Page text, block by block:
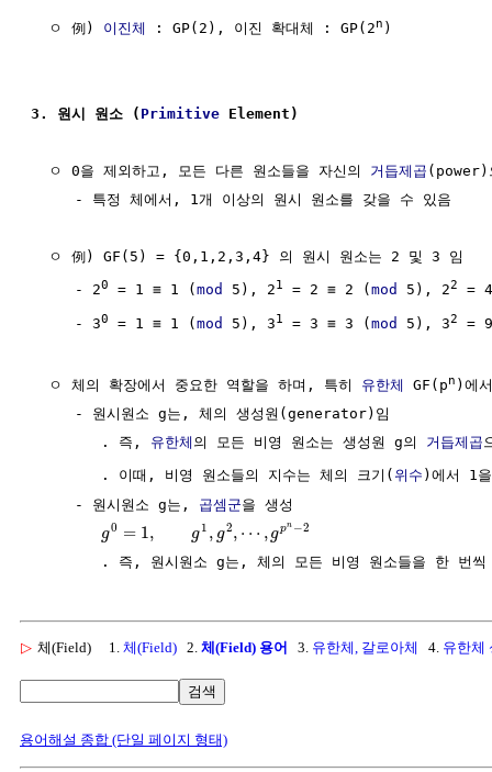
  ㅇ 例)
이진체 : GP(2), 이진 확대체 : GP(2n )
3. 원시 원소 ( Primitive Element)
  ㅇ 0을 제외하고, 모든 다른 원소들을 자신의
거듭제곱 (power)
     - 특정 체에서, 1개 이상의 원시 원소를 갖을 수 있음
  ㅇ 例) GF(5) = {0,1,2,3,4} 의 원시 원소는 2 및 3 임
     - 2
0 = 1 ≡ 1 ( mod 5), 21 = 2 ≡ 2 ( mod 5), 22 =
     - 3
0 = 1 ≡ 1 ( mod 5), 31 = 3 ≡ 3 ( mod 5), 32 =
  ㅇ 체의 확장에서 중요한 역할을 하며, 특히
유한체 GF(pn )에
     - 원시원소 g는, 체의 생성원(generator)임
        . 즉,
유한체 의 모든 비영 원소는 생성원 g의 거듭제곱
        . 이때, 비영 원소들의 지수는 체의 크기(
위수 )에서 1
     - 원시원소 g는,
곱셈군을 생성
g0 = 1, g1 , g2, ⋯ , gpn −2
▷ 체(Field) 1. 체(Field) 2. 체(Field) 용어 3. 유한체, 갈로아체 4. 유한체
검색
용어해설 종합 (단일 페이지 형태)